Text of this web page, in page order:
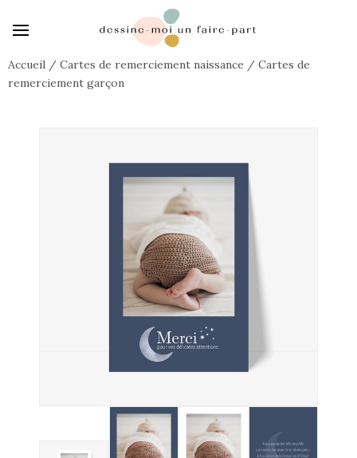
Accueil / Cartes de remerciement naissance / Cartes de
remerciement garçon